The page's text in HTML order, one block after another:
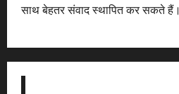
साथ बेहतर संवाद स्थापित कर सकते हैं।